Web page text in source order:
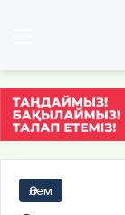
Әлем